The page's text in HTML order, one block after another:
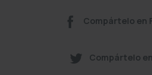
Compártelo en
Compártelo